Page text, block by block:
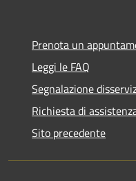
Prenota un
Leggi le FAQ
Segnalazione
Richiesta di
Sito precedente